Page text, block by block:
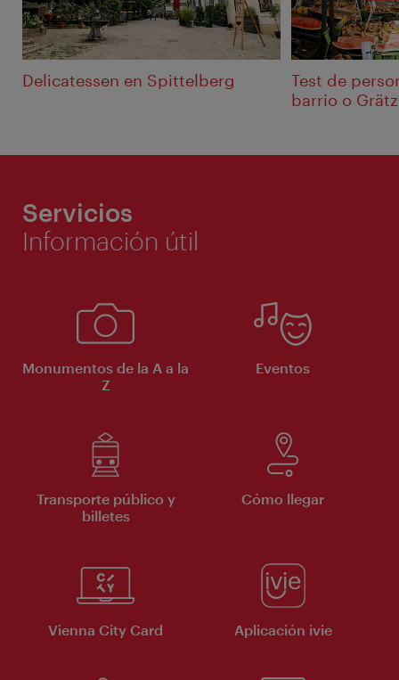
Delicatessen en Spittelberg
Test de
barrio o
Servicios
Información útil
Monumentos de la A a la
Z
Eventos
Transporte público y
billetes
Cómo llegar
Vienna City Card Aplicación ivie